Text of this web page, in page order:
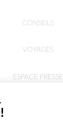
CONSEILS
VOYAGES
ESPACE PRESSE